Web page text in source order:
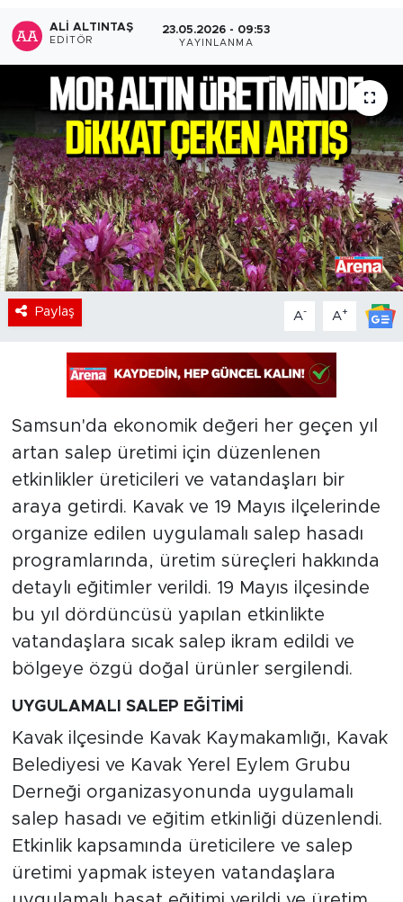
ALI ALTINTAŞ
EDITÖR
23.05.2026 - 09:53
YAYINLANMA
Paylaş A- A+
Samsun'da ekonomik değeri her geçen yıl
artan salep üretimi için düzenlenen
etkinlikler üreticileri ve vatandaşları bir
araya getirdi. Kavak ve 19 Mayıs ilçelerinde
organize edilen uygulamalı salep hasadı
programlarında, üretim süreçleri hakkında
detaylı eğitimler verildi. 19 Mayıs ilçesinde
bu yıl dördüncüsü yapılan etkinlikte
vatandaşlara sıcak salep ikram edildi ve
bölgeye özgü doğal ürünler sergilendi.
UYGULAMALI SALEP EĞİTİMİ
Kavak ilçesinde Kavak Kaymakamlığı, Kavak
Belediyesi ve Kavak Yerel Eylem Grubu
Derneği organizasyonunda uygulamalı
salep hasadı ve eğitim etkinliği düzenlendi.
Etkinlik kapsamında üreticilere ve salep
üretimi yapmak isteyen vatandaşlara